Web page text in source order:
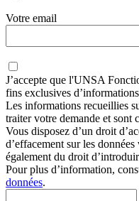
Votre email
J’accepte que l'UNSA
fins exclusives
Les informations recueillies
traiter votre demande et sont
Vous disposez d’un droit
d’effacement sur les
également du droit
Pour plus d’information,
données.